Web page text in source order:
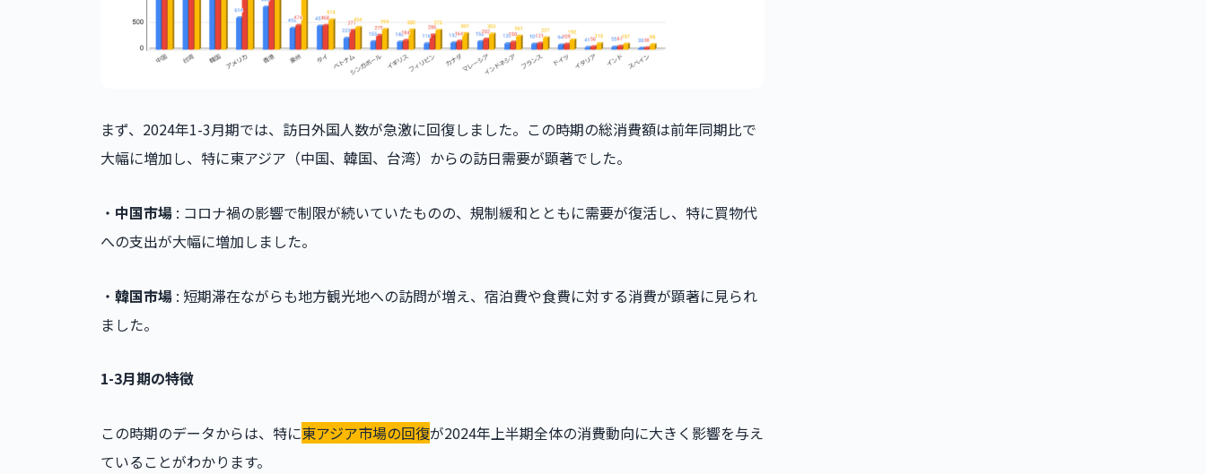
まず、2024年1-3月期では、訪日外国人数が急激に回復しました。この時期の総消費額は前年同期比で
大幅に増加し、特に東アジア（中国、韓国、台湾）からの訪日需要が顕著でした。
・ 中国市場 : コロナ禍の影響で制限が続いていたものの、規制緩和とともに需要が復活し、特に買物代
への支出が大幅に増加しました。
・ 韓国市場 : 短期滞在ながらも地方観光地への訪問が増え、宿泊費や食費に対する消費が顕著に見られ
ました。
1-3月期の特徴
この時期のデータからは、特に東アジア市場の回復が2024年上半期全体の消費動向に大きく影響を与え
ていることがわかります。